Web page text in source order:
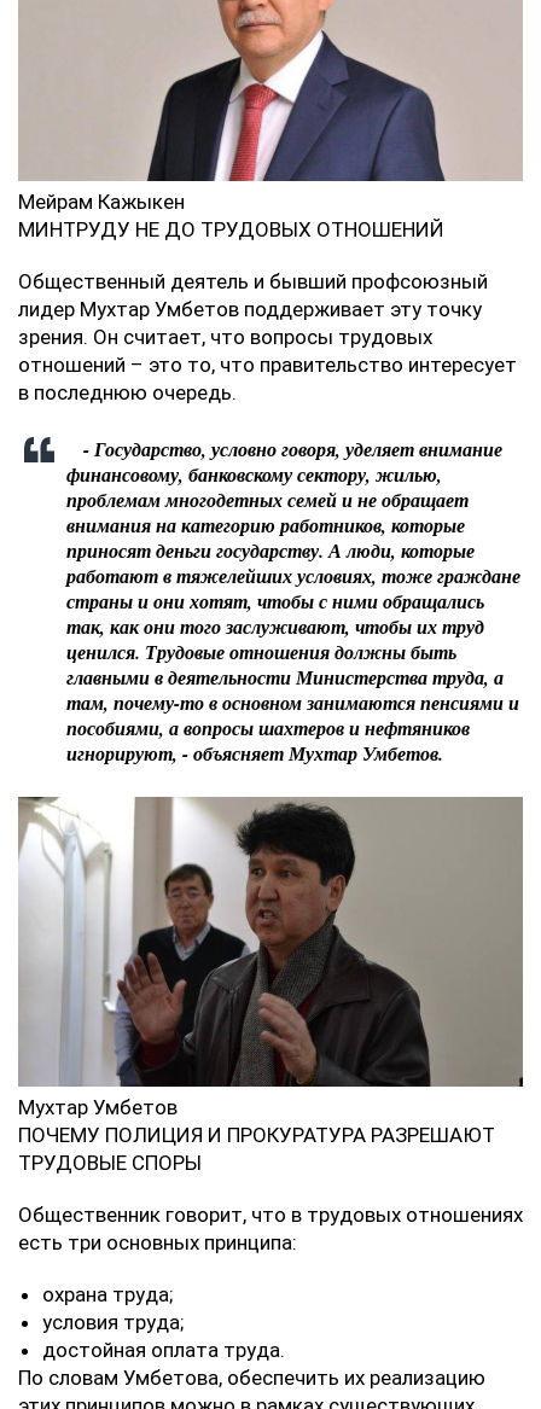
Мейрам Кажыкен
МИНТРУДУ НЕ ДО ТРУДОВЫХ ОТНОШЕНИЙ
Общественный деятель и бывший профсоюзный
лидер Мухтар Умбетов поддерживает эту точку
зрения. Он считает, что вопросы трудовых
отношений – это то, что правительство интересует
в последнюю очередь.
- Государство, условно говоря, уделяет внимание
финансовому, банковскому сектору, жилью,
проблемам многодетных семей и не обращает
внимания на категорию работников, которые
приносят деньги государству. А люди, которые
работают в тяжелейших условиях, тоже граждане
страны и они хотят, чтобы с ними обращались
так, как они того заслуживают, чтобы их труд
ценился. Трудовые отношения должны быть
главными в деятельности Министерства труда, а
там, почему-то в основном занимаются пенсиями и
пособиями, а вопросы шахтеров и нефтяников
игнорируют, - объясняет Мухтар Умбетов.
Мухтар Умбетов
ПОЧЕМУ ПОЛИЦИЯ И ПРОКУРАТУРА РАЗРЕШАЮТ
ТРУДОВЫЕ СПОРЫ
Общественник говорит, что в трудовых отношениях
есть три основных принципа:
охрана труда;
условия труда;
достойная оплата труда.
По словам Умбетова, обеспечить их реализацию